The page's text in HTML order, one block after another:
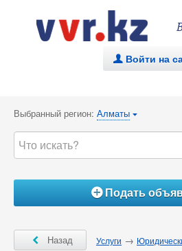
. Войти на
Выбранный регион: Алматы {
ÁПодать
Ô Назад Услуги →